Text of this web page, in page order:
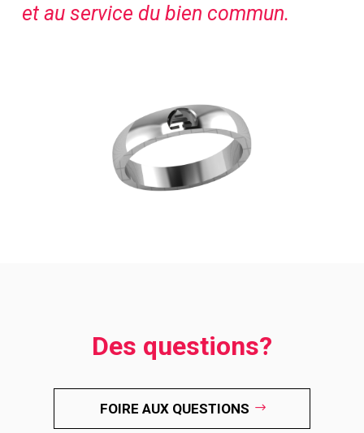
et au service du bien commun.
Des questions?
FOIRE AUX QUESTIONS